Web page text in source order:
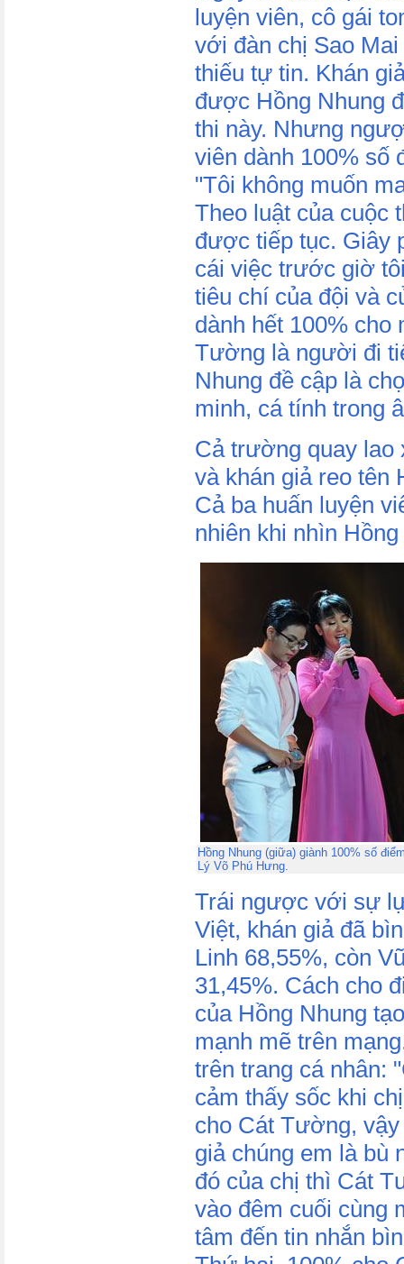
luyện viên, cô gái
với đàn chị Sao
thiếu tự tin. Khán
được Hồng Nhung
thi này. Nhưng
viên dành 100% số
"Tôi không muốn
Theo luật của cuộc
được tiếp tục. Giây
cái việc trước giờ
tiêu chí của đội và
dành hết 100% cho
Tường là người đi
Nhung đề cập là
minh, cá tính trong
Cả trường quay lao
và khán giả reo tên
Cả ba huấn luyện
nhiên khi nhìn
Hồng Nhung (giữa) giành 100% số
Lý Võ Phú Hưng.
Trái ngược với sự
Việt, khán giả đã
Linh 68,55%, còn
31,45%. Cách cho
của Hồng Nhung
mạnh mẽ trên
trên trang cá nhân:
cảm thấy sốc khi
cho Cát Tường,
giả chúng em là bù
đó của chị thì Cát
vào đêm cuối cùng
tâm đến tin nhắn